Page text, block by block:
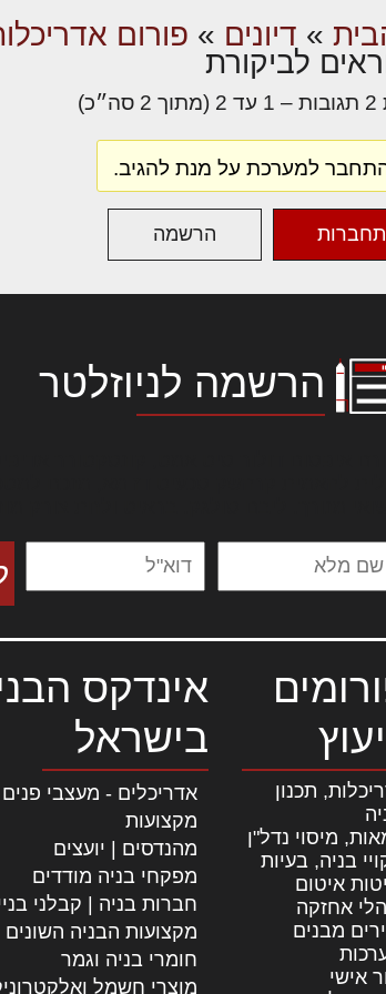
» דיונים » פורום
לביקורת
למערכת על מנת להגיב.
הרשמה
הרשמה לניוזלטר
תכנון
מיסוי נדל"ן
בניה, בעיות
איטום
אחזקה
מבנים
אישי
אינדקס
בישראל
אדריכלים - מעצבי פנים
מקצועות
מהנדסים | יועצים
מפקחי בניה מודדים
חברות בניה | קבלני
מקצועות הבניה השונים
חומרי בניה וגמר
מוצרי חשמל